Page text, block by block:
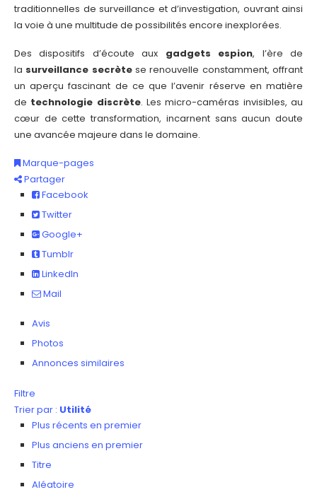
traditionnelles de surveillance et d’investigation, ouvrant ainsi
la voie à une multitude de possibilités encore inexplorées.
Des dispositifs d’écoute aux gadgets espion, l’ère de
la surveillance secrètese renouvelle constamment, offrant
un aperçu fascinant de ce que l’avenir réserve en matière
de technologie discrète. Les micro-caméras invisibles, au
cœur de cette transformation, incarnent sans aucun doute
une avancée majeure dans le domaine.
Marque-pages
Partager
Facebook
Twitter
Google+
Tumblr
LinkedIn
Mail
Avis
Photos
Annonces similaires
Filtre
Trier par : Utilité
Plus récents en premier
Plus anciens en premier
Titre
Aléatoire